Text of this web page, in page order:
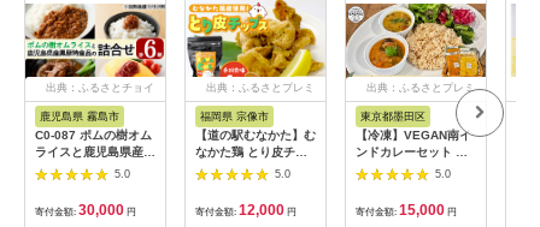
出典：ふるさとチョイ
ス
鹿児島県 霧島市
C0-087 ポムの樹オム
ライスと鹿児島県産黒
豚特産品の詰め合わせ
セット(4種計6個)【富
士食品】
5.0
寄付金額: 30,000 円
出典：ふるさとプレミ
アム
福岡県 宗像市
【道の駅むなかた】む
なかた鶏 とり皮チッ
プス（手羽先味）
5.0
寄付金額: 12,000 円
出典：ふるさとプレミ
アム
東京都墨田区
【冷凍】VEGAN南イ
ンドカレーセット 本
格的 総菜 レトルト ヴ
ィーガン ベジタリア
ン 植物性素材だけ 辛
味は控え目
5.0
寄付金額: 15,000 円